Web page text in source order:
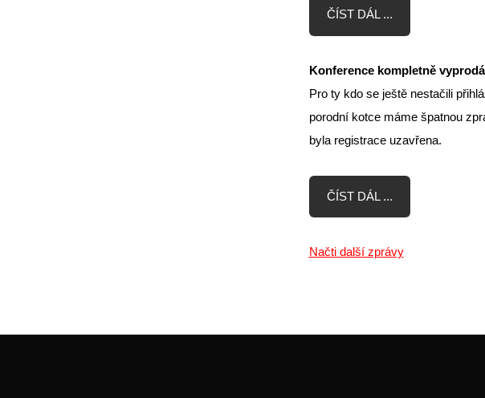
ČÍST DÁL ...
Konference kompletně
Pro ty kdo se ještě nestačili
porodní kotce máme špatnou
byla registrace uzavřena.
ČÍST DÁL ...
Načti další zprávy